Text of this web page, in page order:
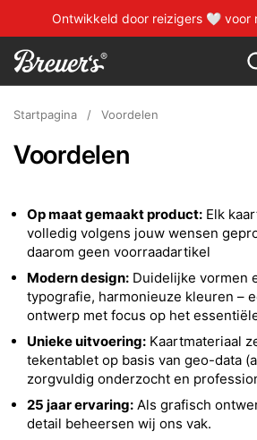
Naar de inhoud springen
Ontwikkeld door reizigers 🤍 voor
Startpagina / Voordelen
Voordelen
Op maat gemaakt product: Elk
volledig volgens jouw wensen
daarom geen voorraadartikel
Modern design: Duidelijke vormen
typografie, harmonieuze kleuren –
ontwerp met focus op het
Unieke uitvoering: Kaartmateriaal
tekentablet op basis van geo-data
zorgvuldig onderzocht en
25 jaar ervaring: Als grafisch
detail beheersen wij ons vak.